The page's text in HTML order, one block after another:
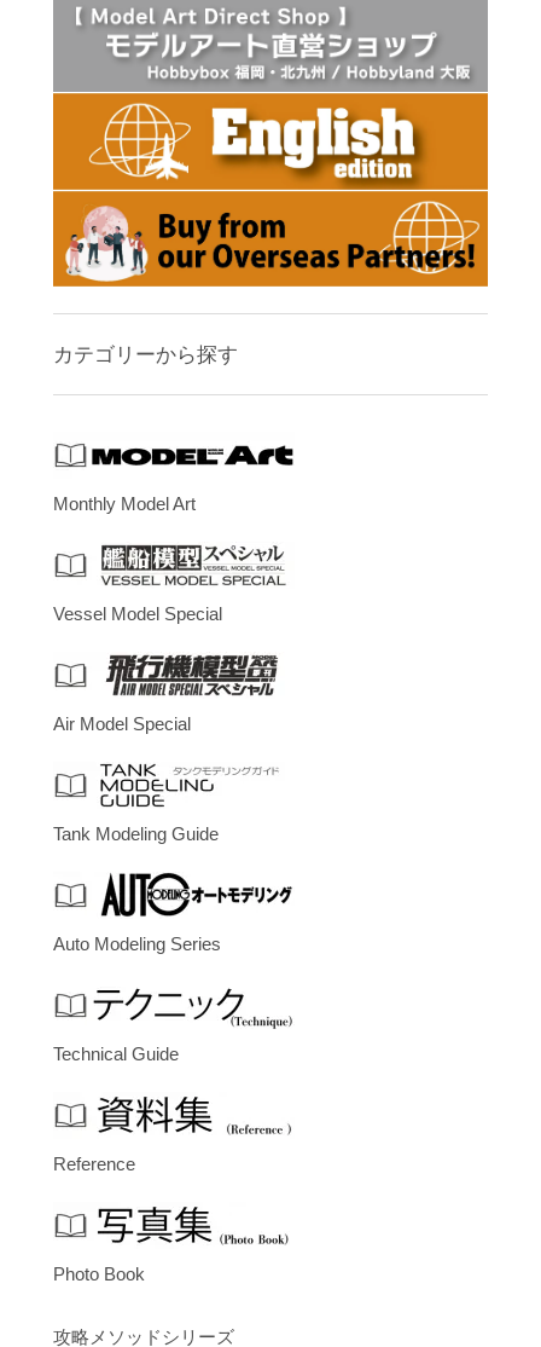
カテゴリーから探す
Monthly Model Art
Vessel Model Special
Air Model Special
Tank Modeling Guide
Auto Modeling Series
Technical Guide
Reference
Photo Book
攻略メソッドシリーズ